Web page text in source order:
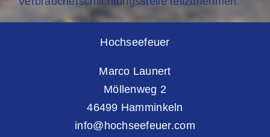
Hochseefeuer
Marco Launert
Möllenweg 2
46499 Hamminkeln
info@hochseefeuer.com